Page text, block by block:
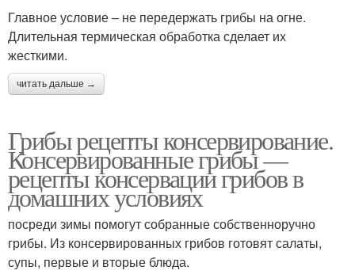
Главное условие – не передержать грибы на огне.
Длительная термическая обработка сделает их
жесткими.
читать дальше →
Грибы рецепты консервирование.
Консервированные грибы —
рецепты консервации грибов в
домашних условиях
посреди зимы помогут собранные собственноручно
грибы. Из консервированных грибов готовят салаты,
супы, первые и вторые блюда.